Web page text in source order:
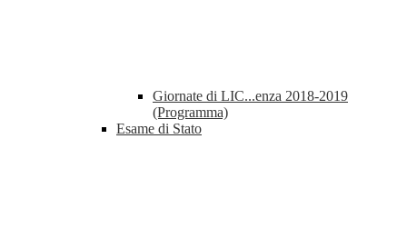
Giornate di LIC...enza 2018-2019
(Programma)
Esame di Stato